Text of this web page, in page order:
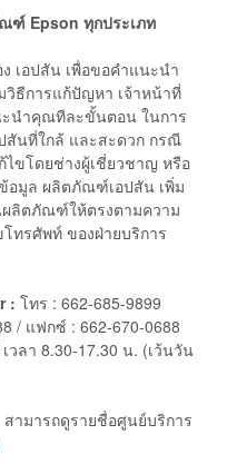
ฑ์ Epson ทุกประเภท
เอปสัน เพื่อขอคำแนะนำ
ธีการแก้ปัญหา เจ้าหน้าที่
ะนำคุณทีละขั้นตอน ในการ
สันที่ใกล้ และสะดวก กรณี
ไขโดยช่างผู้เชี่ยวชาญ หรือ
อมูล ผลิตภัณฑ์เอปสัน เพิ่ม
ผลิตภัณฑ์ให้ตรงตามความ
ทรศัพท์ ของฝ่ายบริการ
: โทร : 662-685-9899
/ แฟกซ์ : 662-670-0688
วลา 8.30-17.30 น. (เว้นวัน
ามารถดูรายชื่อศูนย์บริการ